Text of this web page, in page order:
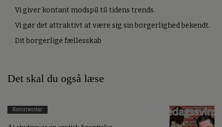
Vi giver kontant modspil til tidens trends.
Vi gør det attraktivt at være sig sin borgerlighed bekendt.
Dit borgerlige fællesskab
Det skal du også læse
Kommentar